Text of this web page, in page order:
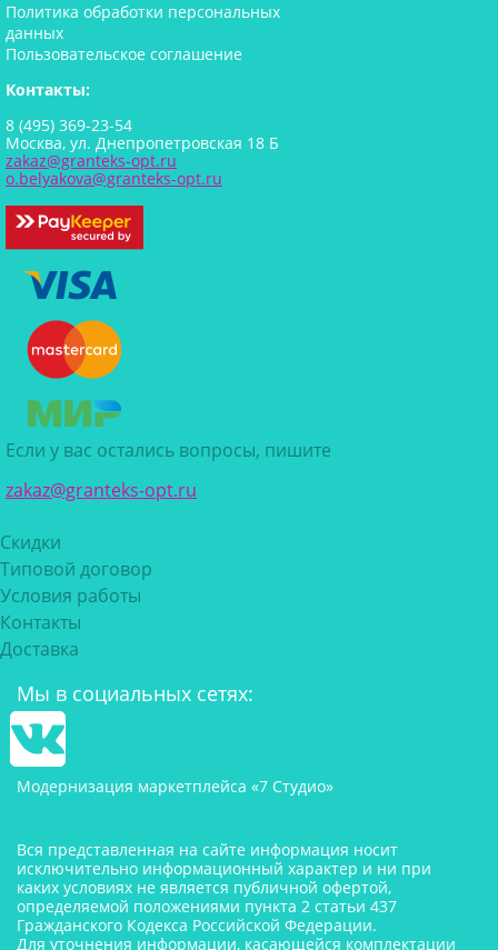
Политика обработки персональных
данных
Пользовательское соглашение
Контакты:
8 (495) 369-23-54
Москва, ул. Днепропетровская 18 Б
zakaz@granteks-opt.ru
o.belyakova@granteks-opt.ru
Если у вас остались вопросы, пишите
zakaz@granteks-opt.ru
Скидки
Типовой договор
Условия работы
Контакты
Доставка
Мы в социальных сетях:
Модернизация маркетплейса «7 Студио»
Вся представленная на сайте информация носит
исключительно информационный характер и ни при
каких условиях не является публичной офертой,
определяемой положениями пункта 2 статьи 437
Гражданского Кодекса Российской Федерации.
Для уточнения информации, касающейся комплектации